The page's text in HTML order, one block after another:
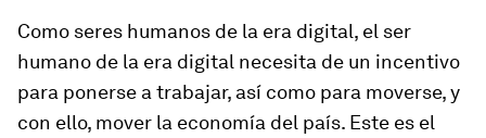
Como seres humanos de la era digital, el ser
humano de la era digital necesita de un incentivo
para ponerse a trabajar, así como para moverse, y
con ello, mover la economía del país. Este es el